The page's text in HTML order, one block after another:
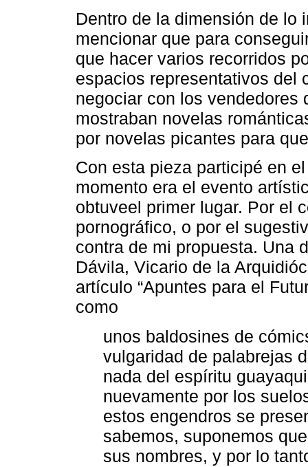
Dentro de la dimensión de lo
mencionar que para
que hacer varios recorridos
espacios representativos del
negociar con los vendedores
mostraban novelas
por novelas picantes para
Con esta pieza participé en
momento era el evento
obtuveel primer lugar. Por el
pornográfico, o por el
contra de mi propuesta. Una
Dávila, Vicario de la
artículo “Apuntes para el
como
unos baldosines de
vulgaridad de palabrejas
nada del espíritu
nuevamente por los
estos engendros se
sabemos, suponemos
sus nombres, y por lo